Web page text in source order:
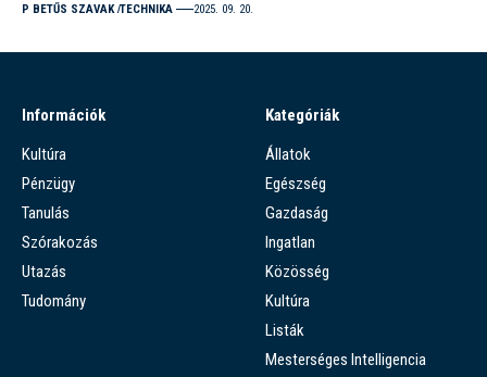
P BETŰS SZAVAK TECHNIKA 2025. 09. 20.
Információk
Kultúra
Pénzügy
Tanulás
Szórakozás
Utazás
Tudomány
Kategóriák
Állatok
Egészség
Gazdaság
Ingatlan
Közösség
Kultúra
Listák
Mesterséges Intelligencia